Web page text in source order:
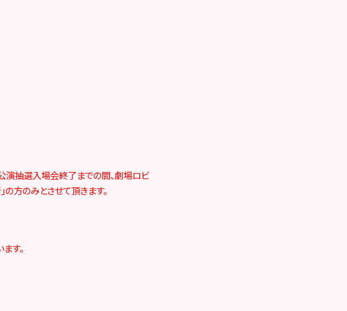
抽選入場会終了までの間、劇場ロビ
方のみとさせて頂きます。
す。